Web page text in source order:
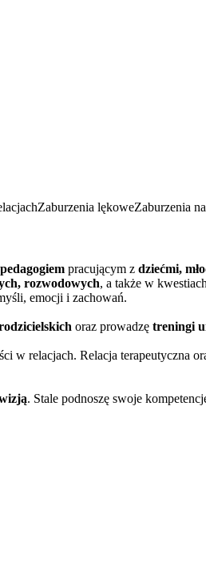
Zaburzenia lękoweZaburzenia
pedagogiem pracującym z dziećmi,
rozwodowych, a także w
emocji i zachowań.
oraz prowadzę treningi
w relacjach. Relacja terapeutyczna
. Stale podnoszę swoje